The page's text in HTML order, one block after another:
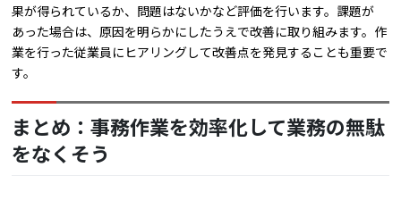
果が得られているか、問題はないかなど評価を行います。課題が
あった場合は、原因を明らかにしたうえで改善に取り組みます。作
業を行った従業員にヒアリングして改善点を発見することも重要で
す。
まとめ：事務作業を効率化して業務の無駄
をなくそう